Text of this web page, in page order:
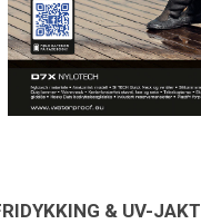
& UV-JAKT